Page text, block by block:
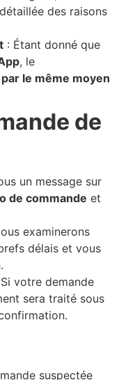
des raisons
: Étant donné que
, le
par le même moyen
de
un message sur
de commande et
examinerons
délais et vous
votre demande
sera traité sous
suspectée